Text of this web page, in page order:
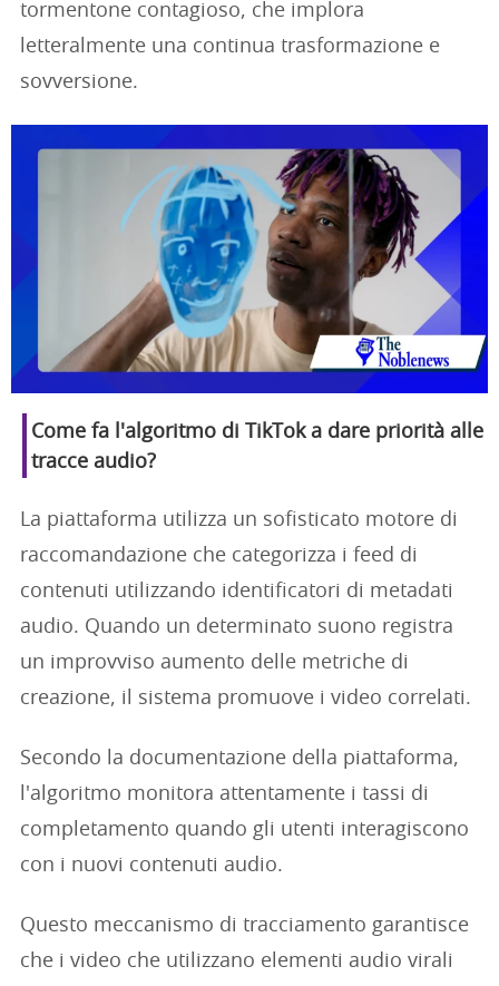
tormentone contagioso, che implora
letteralmente una continua trasformazione e
sovversione.
Come fa l'algoritmo di TikTok a dare priorità alle
tracce audio?
La piattaforma utilizza un sofisticato motore di
raccomandazione che categorizza i feed di
contenuti utilizzando identificatori di metadati
audio. Quando un determinato suono registra
un improvviso aumento delle metriche di
creazione, il sistema promuove i video correlati.
Secondo la documentazione della piattaforma,
l'algoritmo monitora attentamente i tassi di
completamento quando gli utenti interagiscono
con i nuovi contenuti audio.
Questo meccanismo di tracciamento garantisce
che i video che utilizzano elementi audio virali